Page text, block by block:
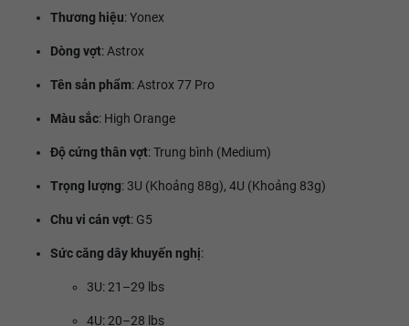
Thương hiệu: Yonex
Dòng vợt: Astrox
Tên sản phẩm: Astrox 77 Pro
Màu sắc: High Orange
Độ cứng thân vợt: Trung bình (Medium)
Trọng lượng: 3U (Khoảng 88g), 4U (Khoảng 83g)
Chu vi cán vợt: G5
Sức căng dây khuyến nghị:
3U: 21–29 lbs
4U: 20–28 lbs